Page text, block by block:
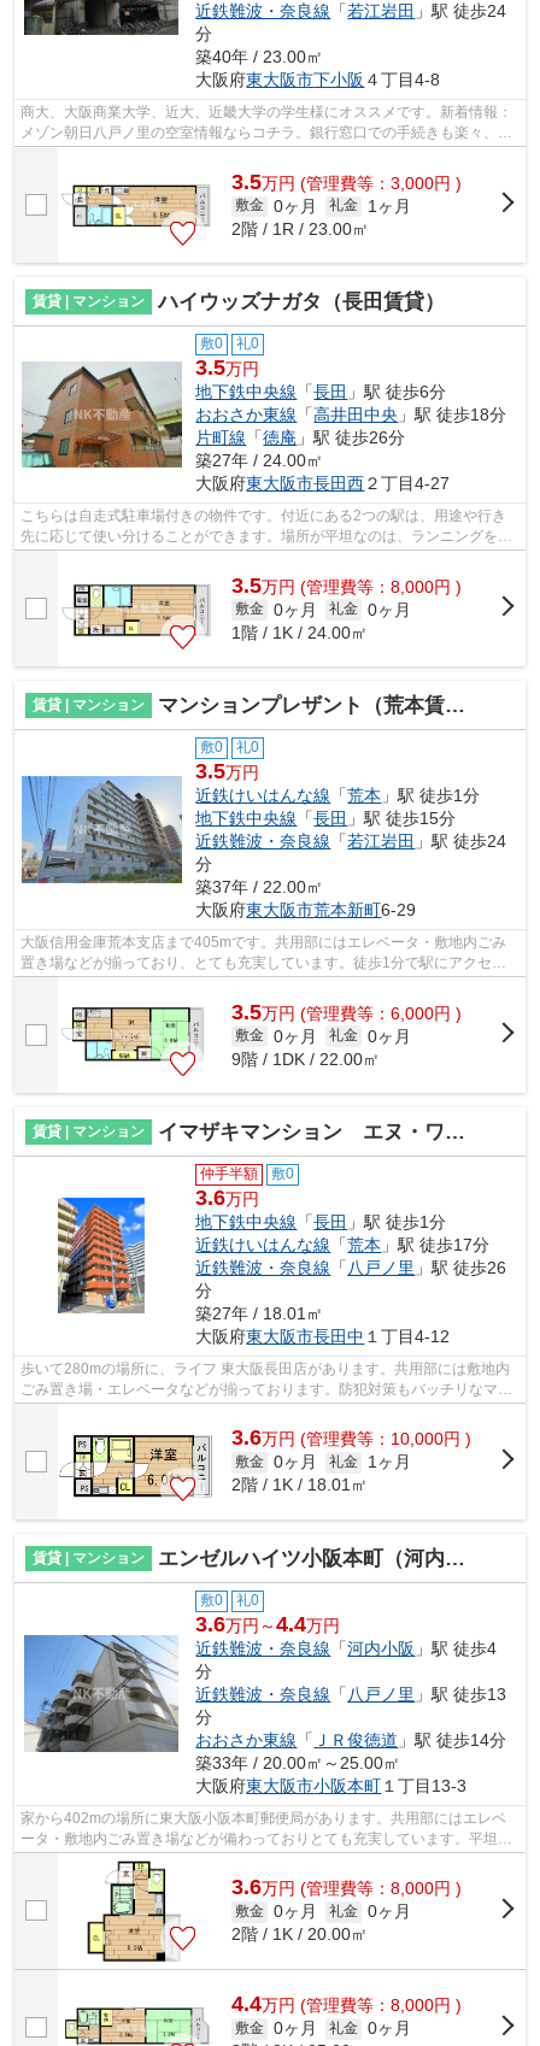
近鉄難波・奈良線 「若江岩田 」駅 徒歩24
分
築40年 / 23.00㎡
大阪府東大阪市下小阪 ４丁目4-8
商大、大阪商業大学、近大、近畿大学の学生様にオススメです。新着情報：
メゾン朝日八戸ノ里の空室情報ならコチラ。銀行窓口での手続きも楽々、池
3.5万円 (管理費等：3,000円 )
敷金 0ヶ月 礼金
1ヶ月
2階 / 1R / 23.00㎡
賃貸 | マンション ハイウッズナガタ（長田賃貸）
敷0 礼0
3.5万円
地下鉄中央線 「長田 」駅 徒歩6分
おおさか東線 「高井田中央 」駅 徒歩18分
片町線 「徳庵 」駅 徒歩26分
築27年 / 24.00㎡
大阪府東大阪市長田西２丁目4-27
こちらは自走式駐車場付きの物件です。付近にある2つの駅は、用途や行き
先に応じて使い分けることができます。場所が平坦なのは、ランニングをす
3.5万円 (管理費等：8,000円 )
敷金 0ヶ月 礼金 0ヶ月
1階 / 1K / 24.00㎡
賃貸 | マンション マンションプレザント（荒本賃貸）
敷0 礼0
3.5万円
近鉄けいはんな線 「荒本 」駅 徒歩1分
地下鉄中央線 「長田 」駅 徒歩15分
近鉄難波・奈良線 「若江岩田 」駅 徒歩24
分
築37年 / 22.00㎡
大阪府東大阪市荒本新町6-29
大阪信用金庫荒本支店まで405mです。共用部にはエレベータ・敷地内ごみ
置き場などが揃っており、とても充実しています。徒歩1分で駅にアクセス
3.5万円 (管理費等：6,000円 )
敷金 0ヶ月 礼金 0ヶ月
9階 / 1DK / 22.00㎡
賃貸 | マンション イマザキマンション エヌ・ワン（長田駅賃貸）
仲手半額 敷0
3.6万円
地下鉄中央線 「長田 」駅 徒歩1分
近鉄けいはんな線 「荒本 」駅 徒歩17分
近鉄難波・奈良線 「 八戸ノ里 」駅 徒歩26
分
築27年 / 18.01㎡
大阪府東大阪市長田中 １丁目4-12
歩いて280mの場所に、ライフ 東大阪長田店があります。共用部には敷地内
ごみ置き場・エレベータなどが揃っております。防犯対策もバッチリなマン
ションタイプの物件です。機械式駐車場...
3.6万円 (管理費等：10,000円 )
敷金 0ヶ月 礼金
1ヶ月
2階 / 1K / 18.01㎡
賃貸 | マンション エンゼルハイツ小阪本町（河内小阪賃貸）
敷0 礼0
3.6万円～4.4万円
近鉄難波・奈良線 「河内小阪 」駅 徒歩4
分
近鉄難波・奈良線 「八戸ノ里 」駅 徒歩13
分
おおさか東線 「 ＪＲ俊徳道 」駅 徒歩14分
築33年 / 20.00㎡～25.00㎡
大阪府東大阪市小阪本町 １丁目13-3
家から402mの場所に東大阪小阪本町郵便局があります。共用部にはエレベ
ータ・敷地内ごみ置き場などが備わっておりとても充実しています。平坦な
場所にあるマンションなら毎日の移動も...
3.6万円 (管理費等：8,000円 )
敷金 0ヶ月 礼金 0ヶ月
2階 / 1K / 20.00㎡
4.4万円 (管理費等：8,000円 )
敷金 0ヶ月 礼金 0ヶ月